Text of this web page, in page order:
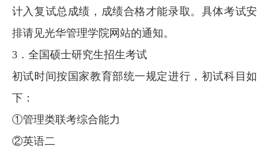
计入复试总成绩，成绩合格才能录取。具体考试安
排请见光华管理学院网站的通知。
3．全国硕士研究生招生考试
初试时间按国家教育部统一规定进行，初试科目如
下：
①管理类联考综合能力
②英语二